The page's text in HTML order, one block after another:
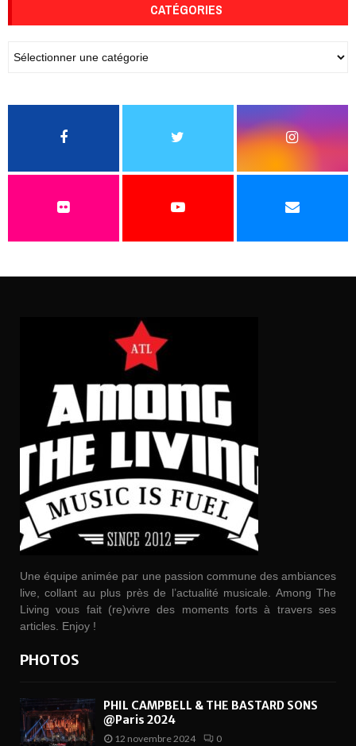
CATÉGORIES
Une équipe animée par une passion commune des ambiances
live, collant au plus près de l’actualité musicale. Among The
Living vous fait (re)vivre des moments forts à travers ses
articles. Enjoy !
PHOTOS
PHIL CAMPBELL & THE BASTARD SONS
@Paris 2024
12 novembre 2024 0